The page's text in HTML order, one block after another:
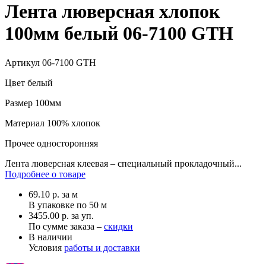
Лента люверсная хлопок
100мм белый 06-7100 GTH
Артикул 06-7100 GTH
Цвет белый
Размер 100мм
Материал 100% хлопок
Прочее односторонняя
Лента люверсная клеевая – специальный прокладочный...
Подробнее о товаре
69.10 р. за м
В упаковке по 50 м
3455.00 р. за уп.
По сумме заказа – скидки
В наличии
Условия работы и доставки